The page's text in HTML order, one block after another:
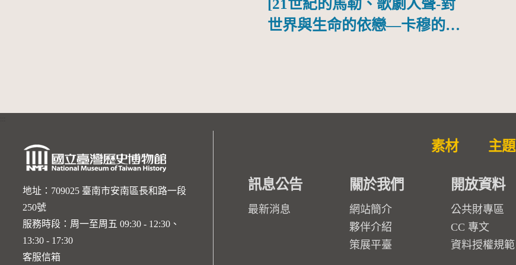
[21世紀的馬勒、歌劇人聲-對
世界與生命的依戀—卡穆的馬
地址：709025 臺南市安南區長和路一段
250號
服務時段：周一至周五 09:30 - 12:30、
13:30 - 17:30
客服信箱
素材 主題
訊息公告
最新消息
關於我們
網站簡介
夥伴介紹
策展平臺
開放資料
公共財專區
CC 專文
資料授權規範